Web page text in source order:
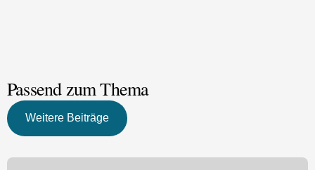
Passend zum Thema
Weitere Beiträge